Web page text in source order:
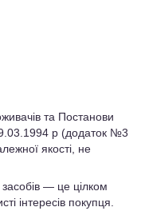
та Постанови
р (додаток №3
якості, не
— це цілком
інтересів покупця.